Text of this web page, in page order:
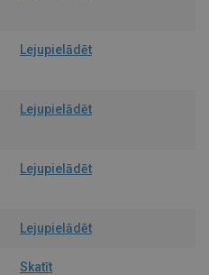
Lejupielādēt
Lejupielādēt
Lejupielādēt
Lejupielādēt
Skatīt